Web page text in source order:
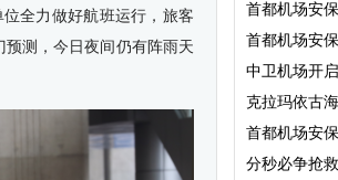
全力做好航班运行，旅客
预测，今日夜间仍有阵雨天
首都机场安
首都机场安
中卫机场开
克拉玛依古
首都机场安
分秒必争抢